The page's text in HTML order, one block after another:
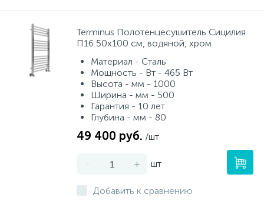
Terminus Полотенцесушитель Сицилия
П16 50х100 см, водяной, хром
Материал - Сталь
Мощность - Вт - 465 Вт
Высота - мм - 1000
Ширина - мм - 500
Гарантия - 10 лет
Глубина - мм - 80
49 400 руб. /шт
- + шт
Добавить к сравнению